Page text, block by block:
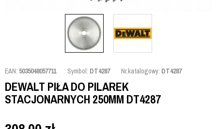
EAN: 5035048057711 Symbol: DT4287 Nr.katalogowy: DT4287
DEWALT PIŁA DO PILAREK
STACJONARNYCH 250MM DT4287